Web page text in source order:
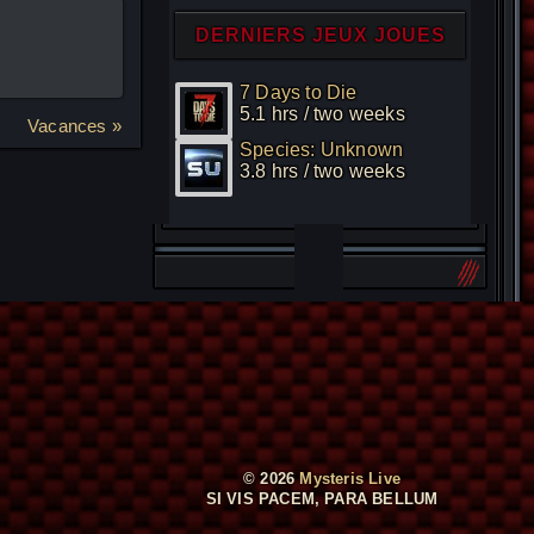
Vacances »
DERNIERS JEUX JOUES
7 Days to Die
5.1 hrs / two weeks
Species: Unknown
3.8 hrs / two weeks
© 2026Mysteris Live
SI VIS PACEM, PARA BELLUM